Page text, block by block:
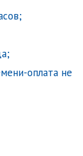
оплата не